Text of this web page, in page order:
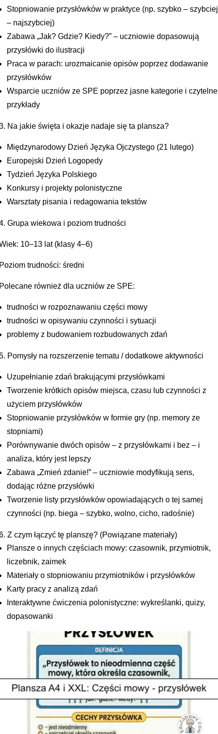
Stopniowanie przysłówków w praktyce (np. szybko – szybciej
– najszybciej)
Zabawa „Jak? Gdzie? Kiedy?” – uczniowie dopasowują
przysłówki do ilustracji
Praca w parach: urozmaicanie opisów poprzez dodawanie
przysłówków
Wsparcie uczniów ze SPE poprzez jasne kategorie i czytelne
przykłady
Na jakie święta i okazje nadaje się ta plansza?
Międzynarodowy Dzień Języka Ojczystego (21 lutego)
Europejski Dzień Logopedy
Tydzień Języka Polskiego
Konkursy i projekty polonistyczne
Warsztaty pisania i redagowania tekstów
Grupa wiekowa i poziom trudności
10–13 lat (klasy 4–6)
trudności: średni
również dla uczniów ze SPE:
trudności w rozpoznawaniu części mowy
trudności w opisywaniu czynności i sytuacji
problemy z budowaniem rozbudowanych zdań
Pomysły na rozszerzenie tematu / dodatkowe aktywności
Uzupełnianie zdań brakującymi przysłówkami
Tworzenie krótkich opisów miejsca, czasu lub czynności z
użyciem przysłówków
Stopniowanie przysłówków w formie gry (np. memory ze
stopniami)
Porównywanie dwóch opisów – z przysłówkami i bez – i
analiza, który jest lepszy
Zabawa „Zmień zdanie!” – uczniowie modyfikują sens,
dodając różne przysłówki
Tworzenie listy przysłówków opowiadających o tej samej
czynności (np. biega – szybko, wolno, cicho, radośnie)
Z czym łączyć tę planszę? (Powiązane materiały)
Plansze o innych częściach mowy: czasownik, przymiotnik,
liczebnik, zaimek
Materiały o stopniowaniu przymiotników i przysłówków
Karty pracy z analizą zdań
Interaktywne ćwiczenia polonistyczne: wykreślanki, quizy,
dopasowanki